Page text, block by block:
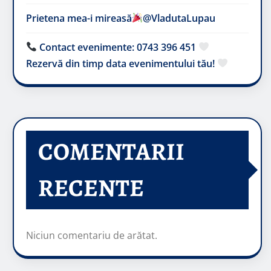
Prietena mea-i mireasă​ @VladutaLupau
Contact evenimente: 0743 396 451
Rezervă din timp data evenimentului tău!
COMENTARII
RECENTE
Niciun comentariu de arătat.